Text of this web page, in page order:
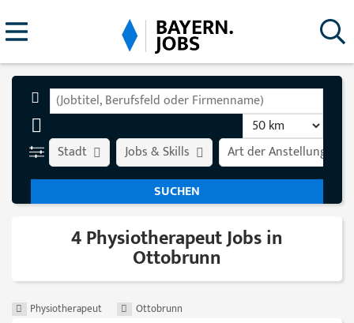
Stadt Art der Anstellung
Jobs & Skills
4 Physiotherapeut Jobs in
Ottobrunn
Physiotherapeut Ottobrunn